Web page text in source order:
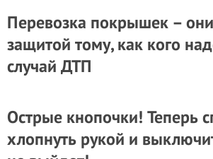
Перевозка покрышек –
защитой тому, как кого
случай ДТП
Острые кнопочки! Теперь
хлопнуть рукой и